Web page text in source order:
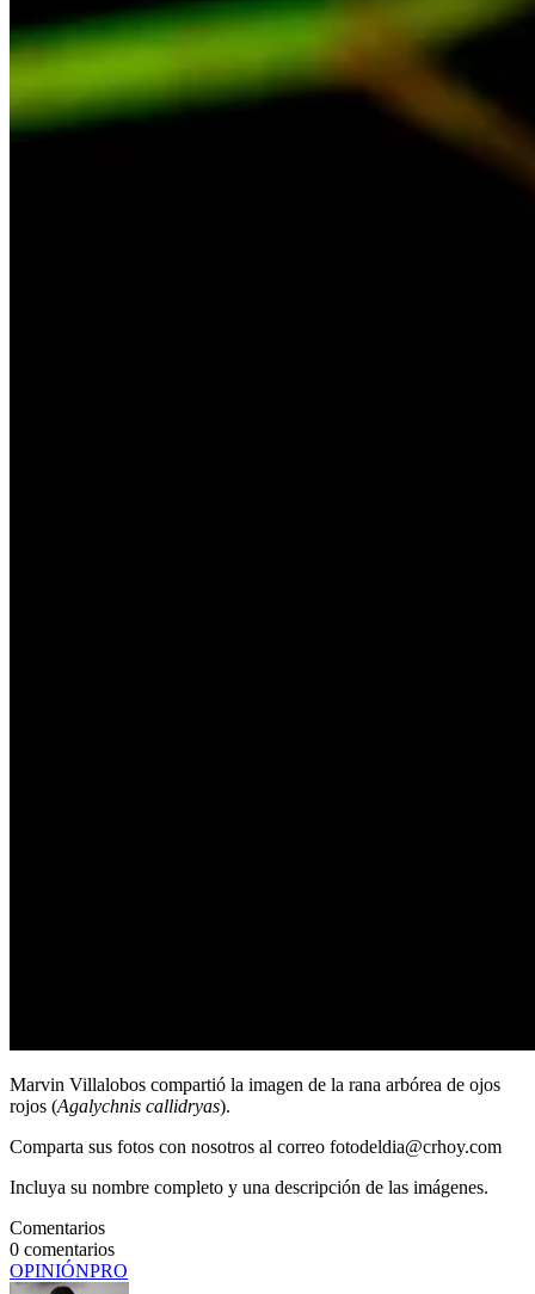
Marvin Villalobos compartió la imagen de la rana arbórea de ojos
rojos (Agalychnis callidryas).
Comparta sus fotos con nosotros al correo fotodeldia@crhoy.com
Incluya su nombre completo y una descripción de las imágenes.
Comentarios
0 comentarios
OPINIÓNPRO